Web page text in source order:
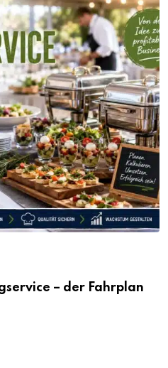
– der Fahrplan